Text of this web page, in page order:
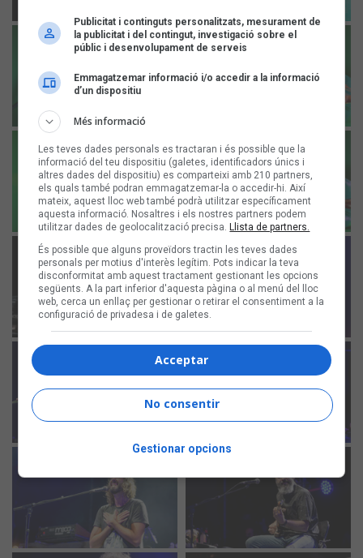
Publicitat i continguts personalitzats, mesurament de
la publicitat i del contingut, investigació sobre el
públic i desenvolupament de serveis
Emmagatzemar informació i/o accedir a la informació
d’un dispositiu
Més informació
Les teves dades personals es tractaran i és possible que la
informació del teu dispositiu (galetes, identificadors únics i
altres dades del dispositiu) es comparteixi amb 210 partners,
els quals també podran emmagatzemar-la o accedir-hi. Així
mateix, aquest lloc web també podrà utilitzar específicament
aquesta informació. Nosaltres i els nostres partners podem
utilitzar dades de geolocalització precisa. Llista de partners.
És possible que alguns proveïdors tractin les teves dades
personals per motius d'interès legítim. Pots indicar la teva
disconformitat amb aquest tractament gestionant les opcions
següents. A la part inferior d'aquesta pàgina o al menú del lloc
web, cerca un enllaç per gestionar o retirar el consentiment a la
configuració de privadesa i de galetes.
Acceptar
No consentir
Gestionar opcions